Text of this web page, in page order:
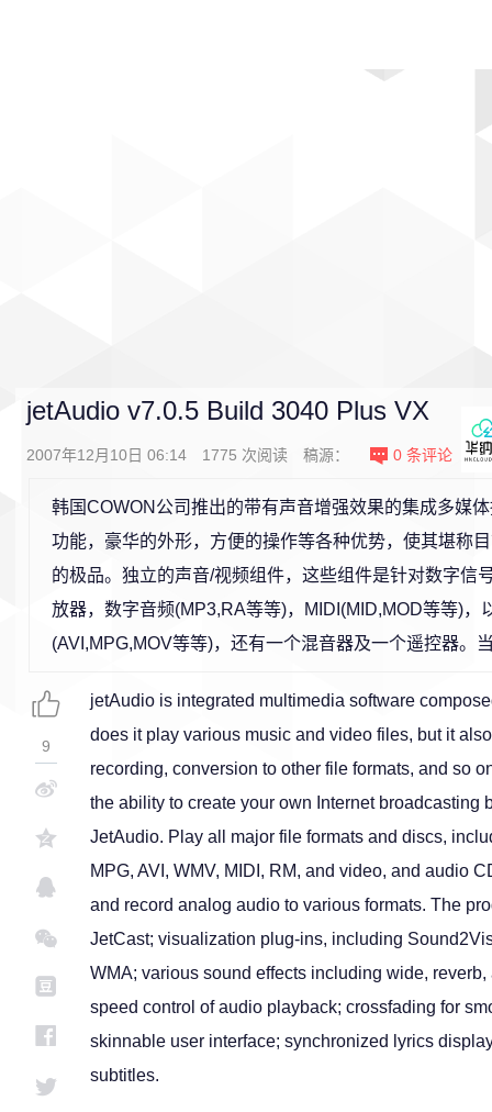
jetAudio v7.0.5 Build 3040 Plus VX
2007年12月10日 06:14 1775 次阅读 稿源： 0 条评论
韩国COWON公司推出的带有声音增强效果的集成多媒
功能，豪华的外形，方便的操作等各种优势，使其堪称
的极品。独立的声音/视频组件，这些组件是针对数字信
放器，数字音频(MP3,RA等等)，MIDI(MID,MOD等等)，
(AVI,MPG,MOV等等)，还有一个混音器及一个遥控器。
jetAudio is integrated multimedia software
does it play various music and video files, but it
recording, conversion to other file formats, and so
the ability to create your own Internet broadcasting
JetAudio. Play all major file formats and discs,
MPG, AVI, WMV, MIDI, RM, and video, and audio
and record analog audio to various formats. The
JetCast; visualization plug-ins, including
WMA; various sound effects including wide,
speed control of audio playback; crossfading for
skinnable user interface; synchronized lyrics
subtitles.
9